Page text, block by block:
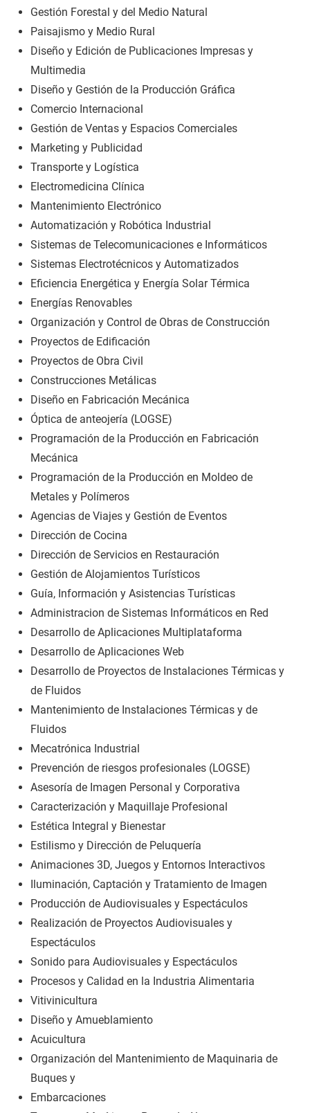
Gestión Forestal y del Medio Natural
Paisajismo y Medio Rural
Diseño y Edición de Publicaciones Impresas y
Multimedia
Diseño y Gestión de la Producción Gráfica
Comercio Internacional
Gestión de Ventas y Espacios Comerciales
Marketing y Publicidad
Transporte y Logística
Electromedicina Clínica
Mantenimiento Electrónico
Automatización y Robótica Industrial
Sistemas de Telecomunicaciones e Informáticos
Sistemas Electrotécnicos y Automatizados
Eficiencia Energética y Energía Solar Térmica
Energías Renovables
Organización y Control de Obras de Construcción
Proyectos de Edificación
Proyectos de Obra Civil
Construcciones Metálicas
Diseño en Fabricación Mecánica
Óptica de anteojería (LOGSE)
Programación de la Producción en Fabricación
Mecánica
Programación de la Producción en Moldeo de
Metales y Polímeros
Agencias de Viajes y Gestión de Eventos
Dirección de Cocina
Dirección de Servicios en Restauración
Gestión de Alojamientos Turísticos
Guía, Información y Asistencias Turísticas
Administracion de Sistemas Informáticos en Red
Desarrollo de Aplicaciones Multiplataforma
Desarrollo de Aplicaciones Web
Desarrollo de Proyectos de Instalaciones Térmicas y
de Fluidos
Mantenimiento de Instalaciones Térmicas y de
Fluidos
Mecatrónica Industrial
Prevención de riesgos profesionales (LOGSE)
Asesoría de Imagen Personal y Corporativa
Caracterización y Maquillaje Profesional
Estética Integral y Bienestar
Estilismo y Dirección de Peluquería
Animaciones 3D, Juegos y Entornos Interactivos
Iluminación, Captación y Tratamiento de Imagen
Producción de Audiovisuales y Espectáculos
Realización de Proyectos Audiovisuales y
Espectáculos
Sonido para Audiovisuales y Espectáculos
Procesos y Calidad en la Industria Alimentaria
Vitivinicultura
Diseño y Amueblamiento
Acuicultura
Organización del Mantenimiento de Maquinaria de
Buques y
Embarcaciones